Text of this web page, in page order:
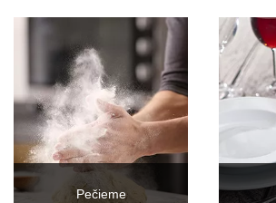
Pečieme